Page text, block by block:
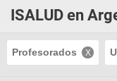
ISALUD en
Profesorados